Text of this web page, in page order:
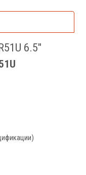
6.5"